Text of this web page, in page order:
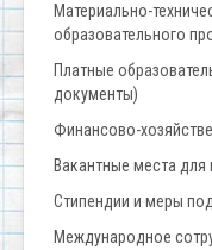
Материально-
образовательного
Платные
документы)
Финансово-
Вакантные места
Стипендии и меры
Международное